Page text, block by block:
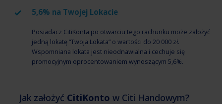
5,6% na Twojej Lokacie
Posiadacz CitiKonta po otwarciu tego rachunku może założyć
jedną lokatę “Twoja Lokata” o wartości do 20 000 zł.
Wspomniana lokata jest nieodnawialna i cechuje się
promocyjnym oprocentowaniem wynoszącym 5,6%.
Jak założyć CitiKonto w Citi Handowym?